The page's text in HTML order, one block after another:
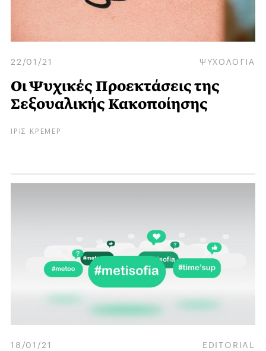
22/01/21 ΨΥΧΟΛΟΓΙΑ
Οι Ψυχικές Προεκτάσεις της
Σεξουαλικής Κακοποίησης
ΙΡΙΣ ΚΡΕΜΕΡ
18/01/21 EDITORIAL